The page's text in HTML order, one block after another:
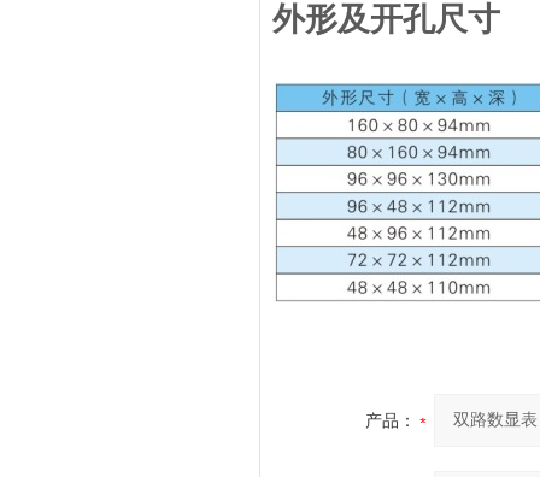
外形及开孔尺寸
产品：